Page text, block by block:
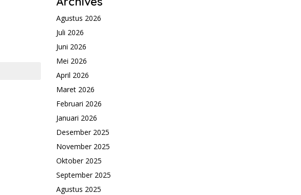
Agustus 2026
Juli 2026
Juni 2026
Mei 2026
April 2026
Maret 2026
Februari 2026
Januari 2026
Desember 2025
November 2025
Oktober 2025
September 2025
Agustus 2025